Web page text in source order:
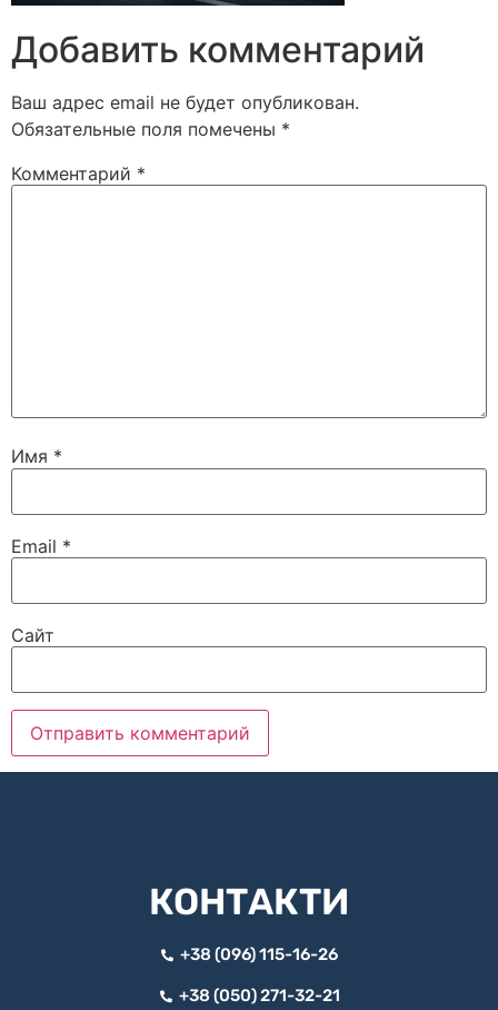
Добавить комментарий
Ваш адрес email не будет опубликован.
Обязательные поля помечены *
Комментарий *
Имя *
Email *
Сайт
КОНТАКТИ
+38 (096) 115-16-26
+38 (050) 271-32-21